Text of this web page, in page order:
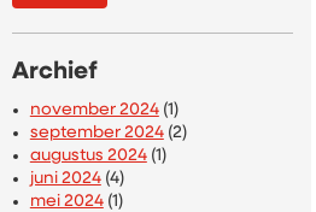
Archief
november 2024(1)
september 2024(2)
augustus 2024(1)
juni 2024(4)
mei 2024(1)